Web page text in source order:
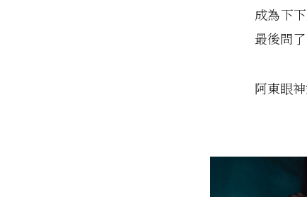
成為下
最後問
阿東眼